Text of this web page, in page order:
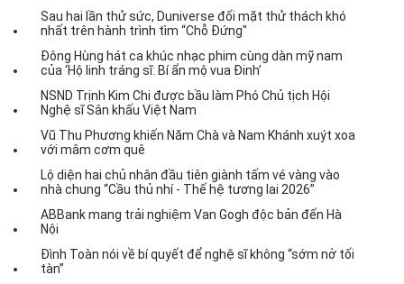
Sau hai lần thử sức, Duniverse đối mặt thử thách khó
nhất trên hành trình tìm “Chỗ Đứng"
Đông Hùng hát ca khúc nhạc phim cùng dàn mỹ nam
của ‘Hộ linh tráng sĩ: Bí ẩn mộ vua Đinh’
NSND Trịnh Kim Chi được bầu làm Phó Chủ tịch Hội
Nghệ sĩ Sân khấu Việt Nam
Vũ Thu Phương khiến Năm Chà và Nam Khánh xuýt xoa
với mâm cơm quê
Lộ diện hai chủ nhân đầu tiên giành tấm vé vàng vào
nhà chung “Cầu thủ nhí - Thế hệ tương lai 2026”
ABBank mang trải nghiệm Van Gogh độc bản đến Hà
Nội
Đình Toàn nói về bí quyết để nghệ sĩ không “sớm nở tối
tàn”